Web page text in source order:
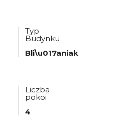
Typ
Budynku
Bli\u017aniak
Liczba
pokoi
4